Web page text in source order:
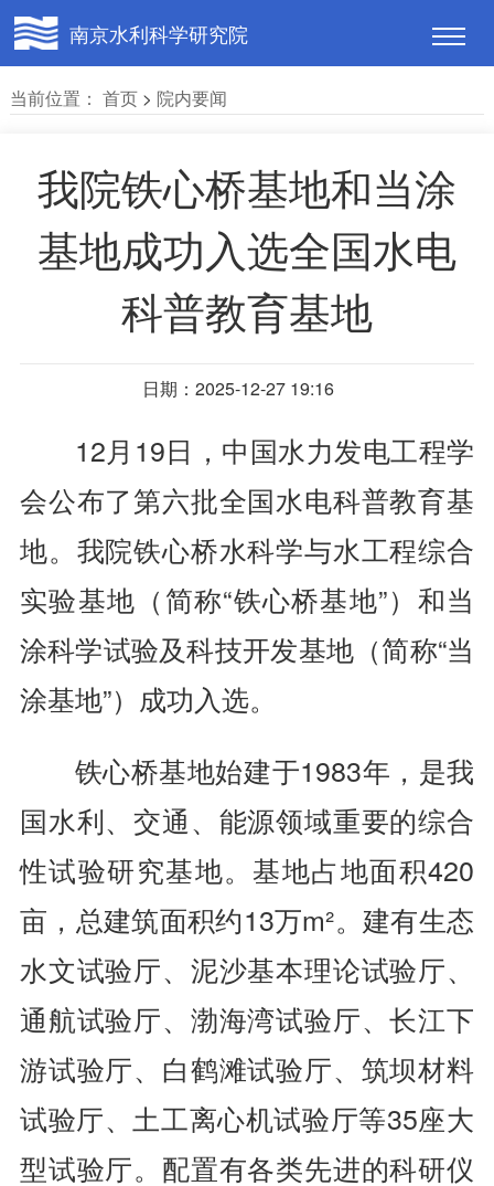
南京水利科学研究院
当前位置： 首页> 院内要闻
我院铁心桥基地和当涂
基地成功入选全国水电
科普教育基地
日期：2025-12-27 19:16
12月19日，中国水力发电工程学
会公布了第六批全国水电科普教育基
地。我院铁心桥水科学与水工程综合
实验基地（简称“铁心桥基地”）和当
涂科学试验及科技开发基地（简称“当
涂基地”）成功入选。
铁心桥基地始建于1983年，是我
国水利、交通、能源领域重要的综合
性试验研究基地。基地占地面积420
亩，总建筑面积约13万m²。建有生态
水文试验厅、泥沙基本理论试验厅、
通航试验厅、渤海湾试验厅、长江下
游试验厅、白鹤滩试验厅、筑坝材料
试验厅、土工离心机试验厅等35座大
型试验厅。配置有各类先进的科研仪